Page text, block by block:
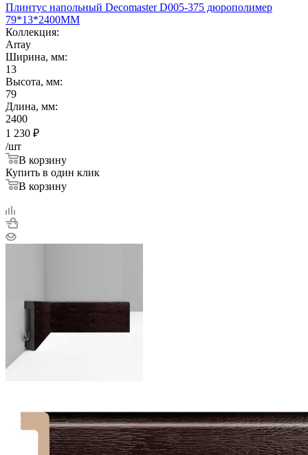
Плинтус напольный Decomaster D005-375 дюрополимер
79*13*2400ММ
Коллекция:
Array
Ширина, мм:
13
Высота, мм:
79
Длина, мм:
2400
1 230 ₽
/шт
В корзину
Купить в один клик
В корзину